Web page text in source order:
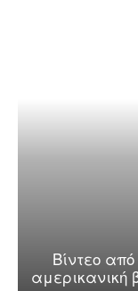
Βίντεο
αμερικανική